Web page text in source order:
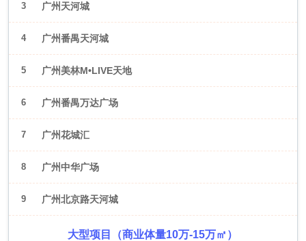
3 广州天河城
4 广州番禺天河城
5 广州美林M•LIVE天地
6 广州番禺万达广场
7 广州花城汇
8 广州中华广场
9 广州北京路天河城
大型项目（商业体量10万-15万㎡）